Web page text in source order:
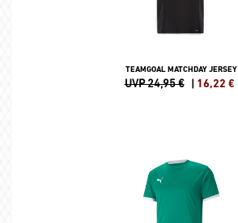
TEAMGOAL MATCHDAY JERSEY
UVP 24,95 € | 16,22 €